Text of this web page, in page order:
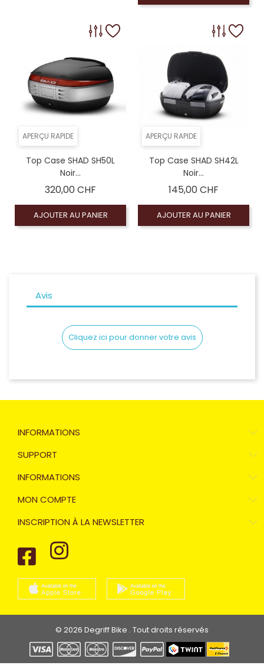
APERÇU RAPIDE
Top Case SHAD SH50L
Noir...
320,00 CHF
AJOUTER AU PANIER
APERÇU RAPIDE
Top Case SHAD SH42L
Noir...
145,00 CHF
AJOUTER AU PANIER
Avis
Cliquez ici pour donner votre avis
INFORMATIONS
SUPPORT
INFORMATIONS
MON COMPTE
INSCRIPTION À LA NEWSLETTER
© 2026 Degriff Bike . Tout droits réservés